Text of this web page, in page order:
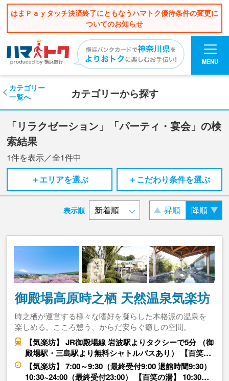
はまＰａｙタッチ決済終了にともなうハマトク優待条件の変更に
ついてのお知らせ
MENU
カテゴリーから探す
カテゴリー
一覧へ
「リラクゼーション」「パーティ・宴会」の検
索結果
1件を表示／全1件中
＋エリアを選ぶ
＋こだわり条件を選ぶ
表示順 昇順 降順
御殿場高原時之栖 天然温泉気楽坊
時之栖が運営する様々な嗜好を凝らした本格派の温泉を
楽しめる。こころ憩う、からだ安らぐ癒しの空間。
【気楽坊】 JR御殿場線 岩波駅よりタクシーで5分 （御
殿場駅・三島駅より無料シャトルバスあり） 【百笑…
【気楽坊】 7:00～9:30（最終受付9:00 退館時間9:30）
10:30~24:00（最終受付23:00） 【百笑の湯】 10:30…